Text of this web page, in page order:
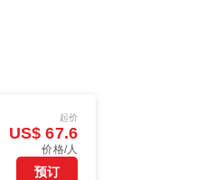
起价
US$ 67.6
价格/人
预订